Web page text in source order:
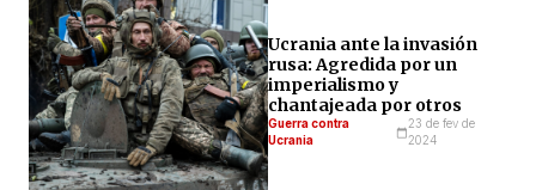
Ucrania ante la invasión
rusa: Agredida por un
imperialismo y
chantajeada por otros
Guerra contra
Ucrania
23 de fev de
2024